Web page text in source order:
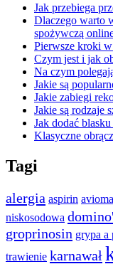
Jak przebiega
Dlaczego warto
spożywczą
Pierwsze kroki
Czym jest i jak
Na czym
Jakie są
Jakie zabiegi
Jakie są rodzaje
Jak dodać
Klasyczne
Tagi
alergia aspirin
niskosodowa
groprinosin grypa a
trawienie karnawał